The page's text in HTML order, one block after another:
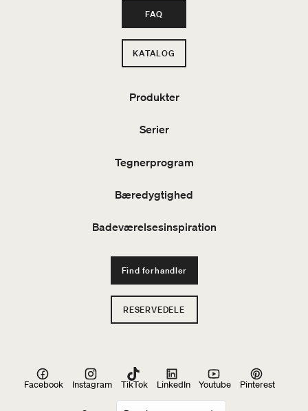
FAQ
KATALOG
Produkter
Serier
Tegnerprogram
Bæredygtighed
Badeværelsesinspiration
Find forhandler
RESERVEDELE
Facebook Instagram TikTok LinkedIn Youtube Pinterest